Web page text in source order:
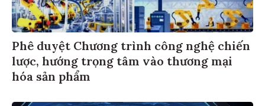
Phê duyệt Chương trình công nghệ chiến
lược, hướng trọng tâm vào thương mại
hóa sản phẩm